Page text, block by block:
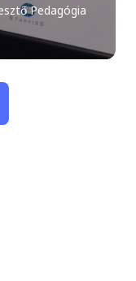
Pedagógia